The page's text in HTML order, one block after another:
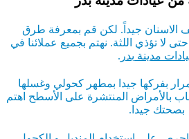
الاسنان جيداً. لكن قم بمعرفة طرق
لا تؤذي اللثة. نهتم بجميع عملائنا في
مدينة بدر .
بفركها جيدا بمطهر كحولي وغسلها
بالأمراض المنتشرة على الأسطح اهتم
بصحتك جيدا.